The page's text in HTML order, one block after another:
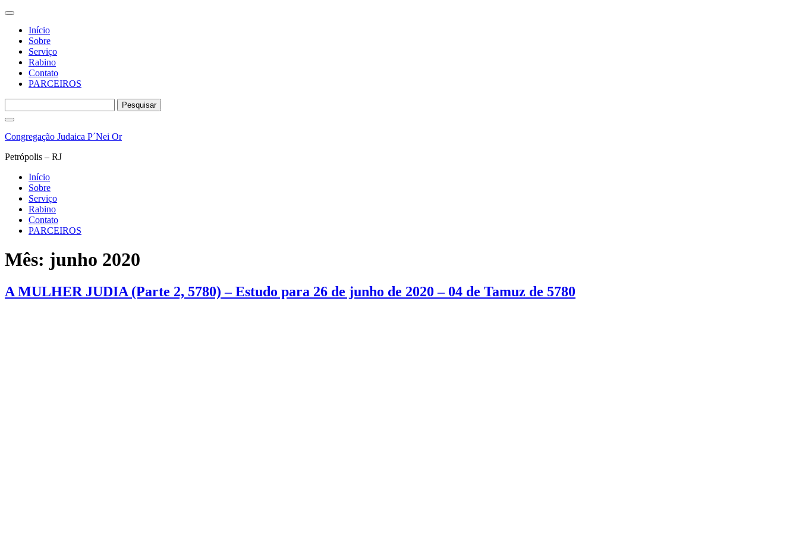
Início
Sobre
Serviço
Rabino
Contato
PARCEIROS
por:
Pular
o
Congregação Judaica P´Nei Or
Petrópolis – RJ
Início
Sobre
Serviço
Rabino
Contato
PARCEIROS
Mês: junho 2020
A MULHER JUDIA (Parte 2, 5780) – Estudo para 26 de junho de 2020 – 04 de Tamuz de 5780